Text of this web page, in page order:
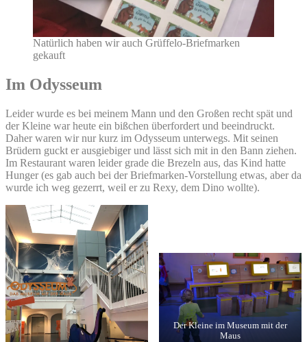
Natürlich haben wir auch Grüffelo-Briefmarken
gekauft
Im Odysseum
Leider wurde es bei meinem Mann und den Großen recht spät und
der Kleine war heute ein bißchen überfordert und beeindruckt.
Daher waren wir nur kurz im Odysseum unterwegs. Mit seinen
Brüdern guckt er ausgiebiger und lässt sich mit in den Bann ziehen.
Im Restaurant waren leider grade die Brezeln aus, das Kind hatte
Hunger (es gab auch bei der Briefmarken-Vorstellung etwas, aber da
wurde ich weg gezerrt, weil er zu Rexy, dem Dino wollte).
Der Kleine im Museum mit der
Maus